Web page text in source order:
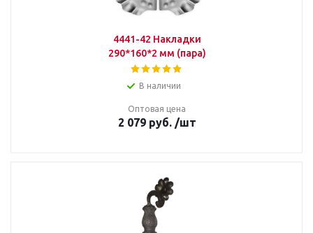
4441-42 Накладки
290*160*2 мм (пара)
В наличии
Оптовая цена
2 079руб. /шт